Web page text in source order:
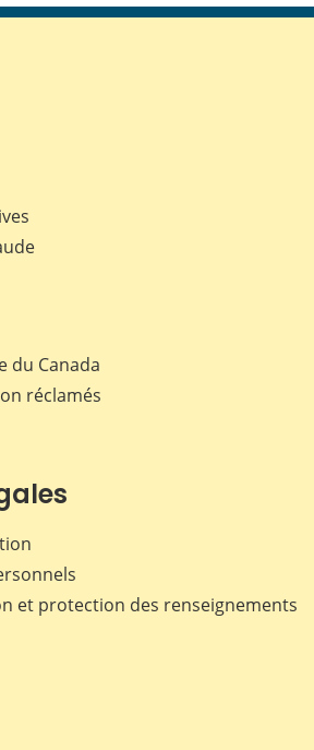
page page page page
du Canada
réclamés
et protection des renseignements